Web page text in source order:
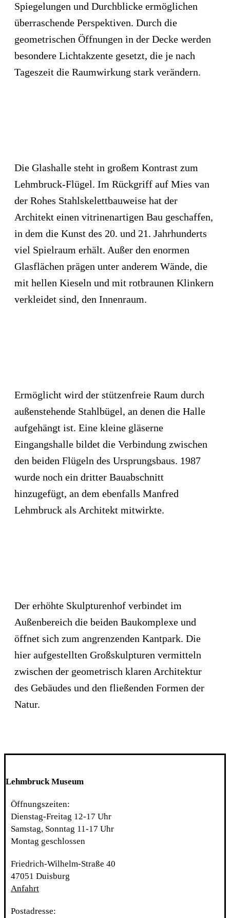
Spiegelungen und Durchblicke ermöglichen
überraschende Perspektiven. Durch die
geometrischen Öffnungen in der Decke werden
besondere Lichtakzente gesetzt, die je nach
Tageszeit die Raumwirkung stark verändern.
Die Glashalle steht in großem Kontrast zum
Lehmbruck-Flügel. Im Rückgriff auf Mies van
der Rohes Stahlskelettbauweise hat der
Architekt einen vitrinenartigen Bau geschaffen,
in dem die Kunst des 20. und 21. Jahrhunderts
viel Spielraum erhält. Außer den enormen
Glasflächen prägen unter anderem Wände, die
mit hellen Kieseln und mit rotbraunen Klinkern
verkleidet sind, den Innenraum.
Ermöglicht wird der stützenfreie Raum durch
außenstehende Stahlbügel, an denen die Halle
aufgehängt ist. Eine kleine gläserne
Eingangshalle bildet die Verbindung zwischen
den beiden Flügeln des Ursprungsbaus. 1987
wurde noch ein dritter Bauabschnitt
hinzugefügt, an dem ebenfalls Manfred
Lehmbruck als Architekt mitwirkte.
Der erhöhte Skulpturenhof verbindet im
Außenbereich die beiden Baukomplexe und
öffnet sich zum angrenzenden Kantpark. Die
hier aufgestellten Großskulpturen vermitteln
zwischen der geometrisch klaren Architektur
des Gebäudes und den fließenden Formen der
Natur.
Lehmbruck Museum
Öffnungszeiten:
Dienstag-Freitag 12-17 Uhr
Samstag, Sonntag 11-17 Uhr
Montag geschlossen
Friedrich-Wilhelm-Straße 40
47051 Duisburg
Anfahrt
Postadresse: